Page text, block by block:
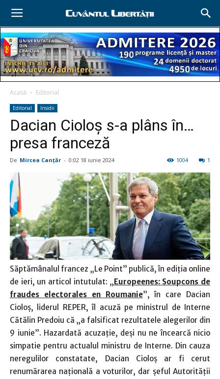
Acasă Editorial
Editorial Insidii
Dacian Cioloş s-a plâns în…
presa franceză
De Mircea Canţăr - 0:02 18 iunie 2024 1
1004
Săptămânalul francez „Le Point” publică, în ediţia online
de ieri, un articol intutulat: „Europeenes: Soupcons de
fraudes electorales en Roumanie”, în care Dacian
Cioloş, liderul REPER, îl acuză pe ministrul de Interne
Cătălin Predoiu că „a falsificat rezultatele alegerilor din
9 iunie”. Hazardată acuzaţie, deşi nu ne încearcă nicio
simpatie pentru actualul ministru de Interne. Din cauza
neregulilor constatate, Dacian Cioloş ar fi cerut
renumărarea naţională a voturilor, dar şeful Autorităţii